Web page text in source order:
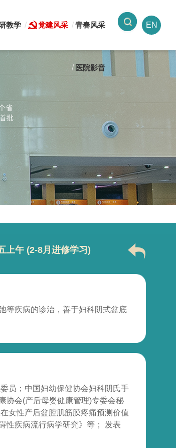
教学 党建风采 青春风采
医院影音
EN
省
批
上午 (2-8月进修学习)
等疾病的诊治，善于妇科阴式盆底
员；中国妇幼保健协会妇科阴氏手
协会(产后母婴健康管理)专委会秘
女性产后盆腔肌筋膜疼痛预测价值
性疾病流行病学研究》等； 发表